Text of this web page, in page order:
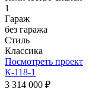
1
Гараж
без гаража
Стиль
Классика
Посмотреть проект
К-118-1
3 314 000 ₽